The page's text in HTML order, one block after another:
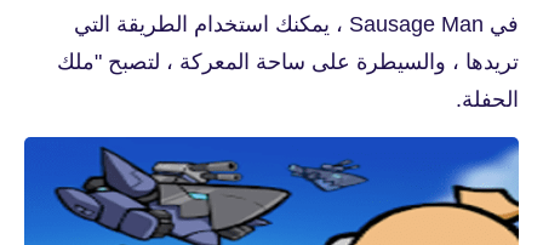
في Sausage Man ، يمكنك استخدام الطريقة التي
تريدها ، والسيطرة على ساحة المعركة ، لتصبح "ملك
الحفلة.